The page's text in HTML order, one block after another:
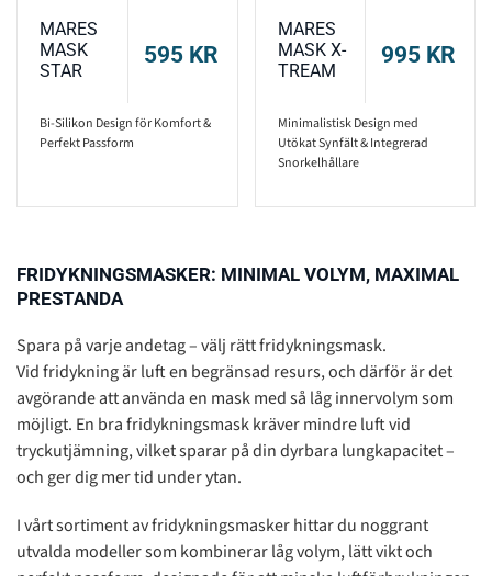
MARES
MASK
STAR
595 KR
Bi-Silikon Design för Komfort &
Perfekt Passform
MARES
MASK X-
TREAM
995 KR
Minimalistisk Design med
Utökat Synfält & Integrerad
Snorkelhållare
FRIDYKNINGSMASKER: MINIMAL VOLYM, MAXIMAL
PRESTANDA
Spara på varje andetag – välj rätt fridykningsmask.
Vid fridykning är luft en begränsad resurs, och därför är det
avgörande att använda en mask med så låg innervolym som
möjligt. En bra fridykningsmask kräver mindre luft vid
tryckutjämning, vilket sparar på din dyrbara lungkapacitet –
och ger dig mer tid under ytan.
I vårt sortiment av fridykningsmasker hittar du noggrant
utvalda modeller som kombinerar låg volym, lätt vikt och